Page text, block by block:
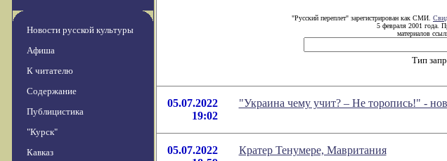
Новости русской культуры
Афиша
К читателю
Содержание
Публицистика
"Курск"
Кавказ
"Русский переплет" зарегистрирован как СМИ.
5 февраля 2001 года.
материалов
Тип
05.07.2022
19:02
"Украина чему учит? – Не торопись!" -
05.07.2022
Кратер Тенумере, Мавритания